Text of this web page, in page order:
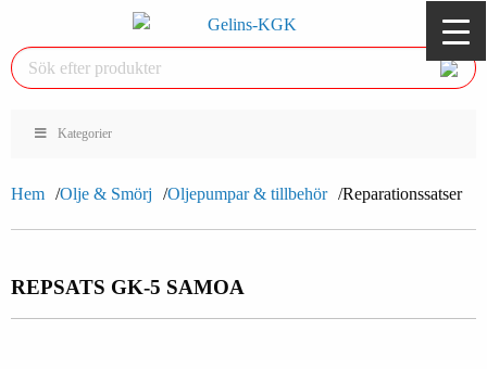
Kategorier
Hem Olje & Smörj Oljepumpar & tillbehör Reparationssatser
REPSATS GK-5 SAMOA